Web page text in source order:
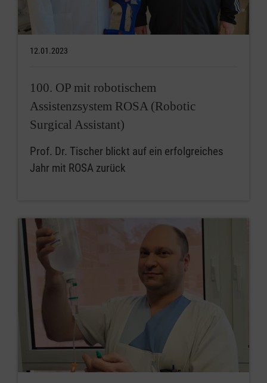
12.01.2023
100. OP mit robotischem
Assistenzsystem ROSA (Robotic
Surgical Assistant)
Prof. Dr. Tischer blickt auf ein erfolgreiches
Jahr mit ROSA zurück